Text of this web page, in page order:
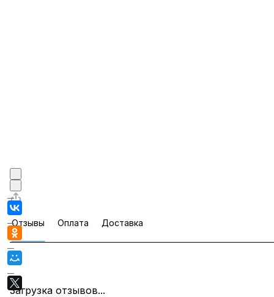
Отзывы Оплата Доставка
Загрузка отзывов...